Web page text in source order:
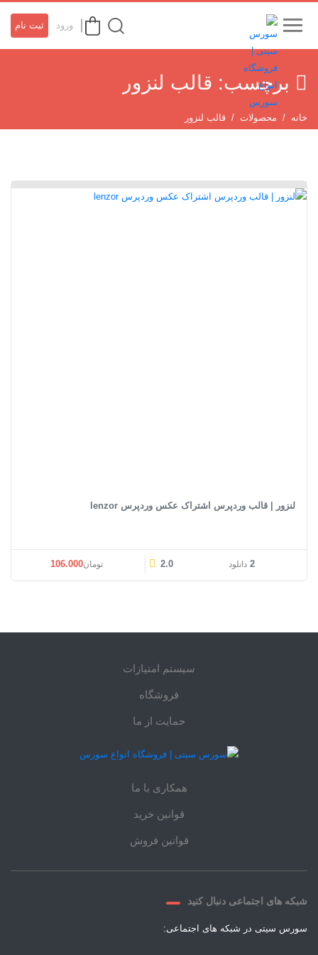
ورود ثبت نام
برچسب: قالب لنزور
خانه محصولات قالب لنزور
لنزور | قالب وردپرس اشتراک عکس وردپرس lenzor
2 دانلود 2.0 تومان106.000
سیستم امتیازات
فروشگاه
حمایت از ما
همکاری با ما
قوانین خرید
قوانین فروش
شبکه های اجتماعی دنبال کنید
سورس سیتی در شبکه های اجتماعی: